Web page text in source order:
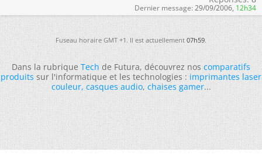
Dernier message: 29/09/2006, 12h34
Fuseau horaire GMT +1. Il est actuellement07h59.
Dans la rubriqueTechde Futura, découvrez noscomparatifs
produitssur l'informatique et les technologies :imprimantes laser
couleur,casques audio,chaises gamer...